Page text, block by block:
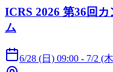
ICRS 2026 第36回
ム
6/28 (日) 09:00 - 7/2 (